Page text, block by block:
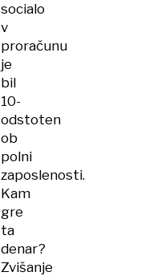
socialo
v
proračunu
je
bil
10-
odstoten
ob
polni
zaposlenosti.
Kam
gre
ta
denar?
Zvišanje